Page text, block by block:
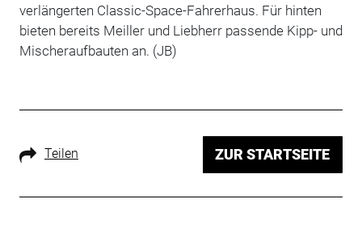
verlängerten Classic-Space-Fahrerhaus. Für hinten
bieten bereits Meiller und Liebherr passende Kipp- und
Mischeraufbauten an. (JB)
Teilen ZUR STARTSEITE